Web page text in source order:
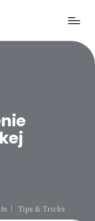
Posted
Tips & Tricks